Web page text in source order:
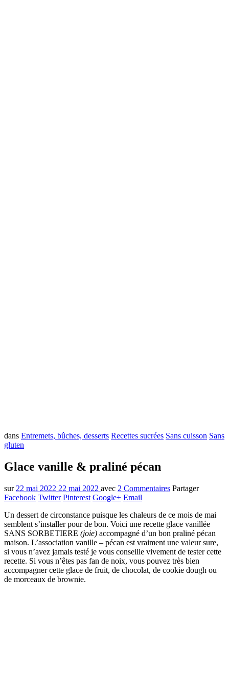
dans Entremets, bûches, desserts Recettes sucrées Sans cuisson Sans
gluten
Glace vanille & praliné pécan
sur 22 mai 2022 22 mai 2022 avec 2 Commentaires Partager
Facebook Twitter Pinterest Google+ Email
Un dessert de circonstance puisque les chaleurs de ce mois de mai
semblent s’installer pour de bon. Voici une recette glace vanillée
SANS SORBETIERE (joie) accompagné d’un bon praliné pécan
maison. L’association vanille – pécan est vraiment une valeur sure,
si vous n’avez jamais testé je vous conseille vivement de tester cette
recette. Si vous n’êtes pas fan de noix, vous pouvez très bien
accompagner cette glace de fruit, de chocolat, de cookie dough ou
de morceaux de brownie.